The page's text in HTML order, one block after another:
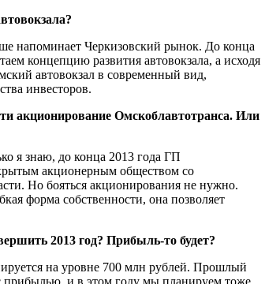
напоминает Черкизовский рынок. До конца
концепцию развития автовокзала, а исходя
автовокзал в современный вид,
инвесторов.
акционирование Омскоблавтотранса. Или
я знаю, до конца 2013 года ГП
акционерным обществом со
Но бояться акционирования не нужно.
форма собственности, она позволяет
2013 год? Прибыль-то будет?
на уровне 700 млн рублей. Прошлый
прибылью, и в этом году мы планируем тоже